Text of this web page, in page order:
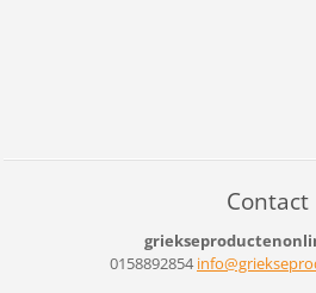
Contact
0158892854info@gri